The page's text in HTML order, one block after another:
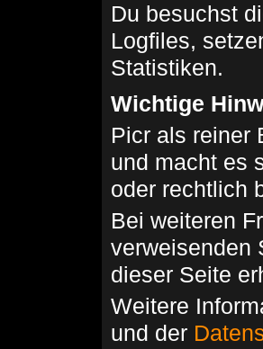
Du besuchst
Logfiles,
Statistiken.
Wichtige
Picr als reiner
und macht es
oder rechtlich
Bei weiteren
verweisenden
dieser Seite
Weitere
und der